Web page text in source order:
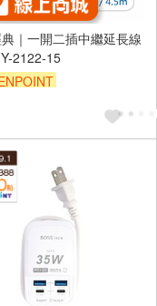
｜一開二插中繼延長線
2122-15